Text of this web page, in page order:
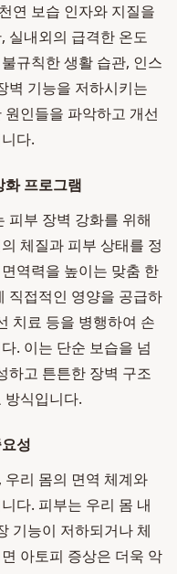
연 보습 인자와 지질을
실내외의 급격한 온도
규칙한 생활 습관, 인스
벽 기능을 저하시키는
인들을 파악하고 개선
다.
화 프로그램
피부 장벽 강화를 위해
체질과 피부 상태를 정
역력을 높이는 맞춤 한
직접적인 영양을 공급하
치료 등을 병행하여 손
. 이는 단순 보습을 넘
하고 튼튼한 장벽 구조
방식입니다.
성
리 몸의 면역 체계와
다. 피부는 우리 몸 내
기능이 저하되거나 체
아토피 증상은 더욱 악